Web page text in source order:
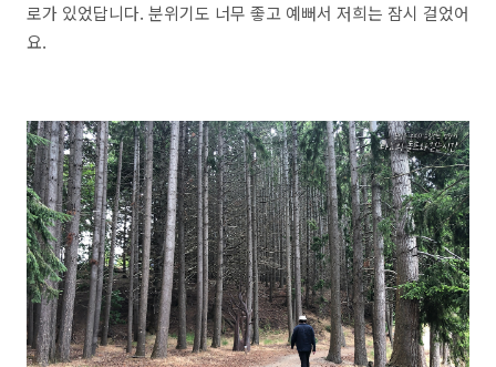
로가 있었답니다. 분위기도 너무 좋고 예뻐서 저희는 잠시 걸었어
요.